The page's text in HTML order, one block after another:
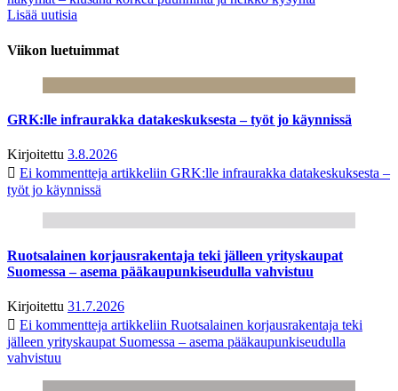
Lisää uutisia
Viikon luetuimmat
GRK:lle infraurakka datakeskuksesta – työt jo käynnissä
Kirjoitettu 3.8.2026
Ei kommentteja artikkeliin GRK:lle infraurakka datakeskuksesta –
työt jo käynnissä
Ruotsalainen korjausrakentaja teki jälleen yrityskaupat
Suomessa – asema pääkaupunkiseudulla vahvistuu
Kirjoitettu 31.7.2026
Ei kommentteja artikkeliin Ruotsalainen korjausrakentaja teki
jälleen yrityskaupat Suomessa – asema pääkaupunkiseudulla
vahvistuu